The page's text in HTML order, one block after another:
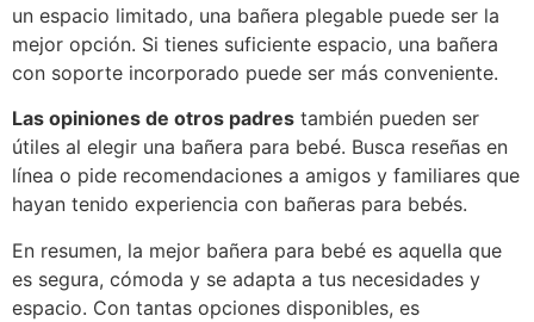
un espacio limitado, una bañera plegable puede ser la
mejor opción. Si tienes suficiente espacio, una bañera
con soporte incorporado puede ser más conveniente.
Las opiniones de otros padres también pueden ser
útiles al elegir una bañera para bebé. Busca reseñas en
línea o pide recomendaciones a amigos y familiares que
hayan tenido experiencia con bañeras para bebés.
En resumen, la mejor bañera para bebé es aquella que
es segura, cómoda y se adapta a tus necesidades y
espacio. Con tantas opciones disponibles, es